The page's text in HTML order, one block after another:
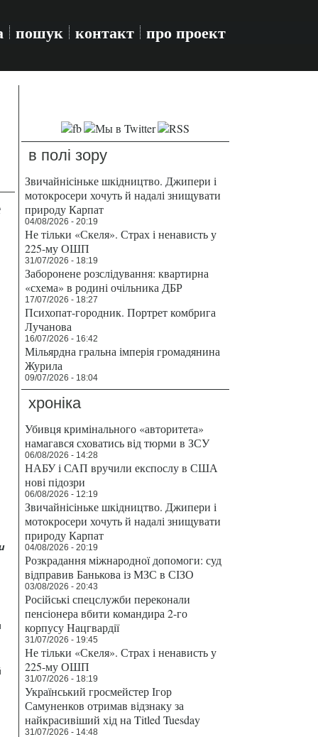
пошук контакт про проект
в полі зору
Звичайнісіньке шкідництво. Джипери і
мотокросери хочуть й надалі знищувати
природу Карпат
04/08/2026 - 20:19
Не тільки «Скеля». Страх і ненависть у
225-му ОШП
31/07/2026 - 18:19
Заборонене розслідування: квартирна
«схема» в родині очільника ДБР
17/07/2026 - 18:27
Психопат-городник. Портрет комбрига
Лучанова
16/07/2026 - 16:42
Мільярдна гральна імперія громадянина
Журила
09/07/2026 - 18:04
хроніка
Убивця кримінального «авторитета»
намагався сховатись від тюрми в ЗСУ
06/08/2026 - 14:28
НАБУ і САП вручили експослу в США
нові підозри
06/08/2026 - 12:19
Звичайнісіньке шкідництво. Джипери і
мотокросери хочуть й надалі знищувати
природу Карпат
04/08/2026 - 20:19
Розкрадання міжнародної допомоги: суд
відправив Банькова із МЗС в СІЗО
03/08/2026 - 20:43
Російські спецслужби переконали
пенсіонера вбити командира 2-го
корпусу Нацгвардії
31/07/2026 - 19:45
Не тільки «Скеля». Страх і ненависть у
225-му ОШП
31/07/2026 - 18:19
Український гросмейстер Ігор
Самуненков отримав відзнаку за
найкрасивіший хід на Titled Tuesday
31/07/2026 - 14:48